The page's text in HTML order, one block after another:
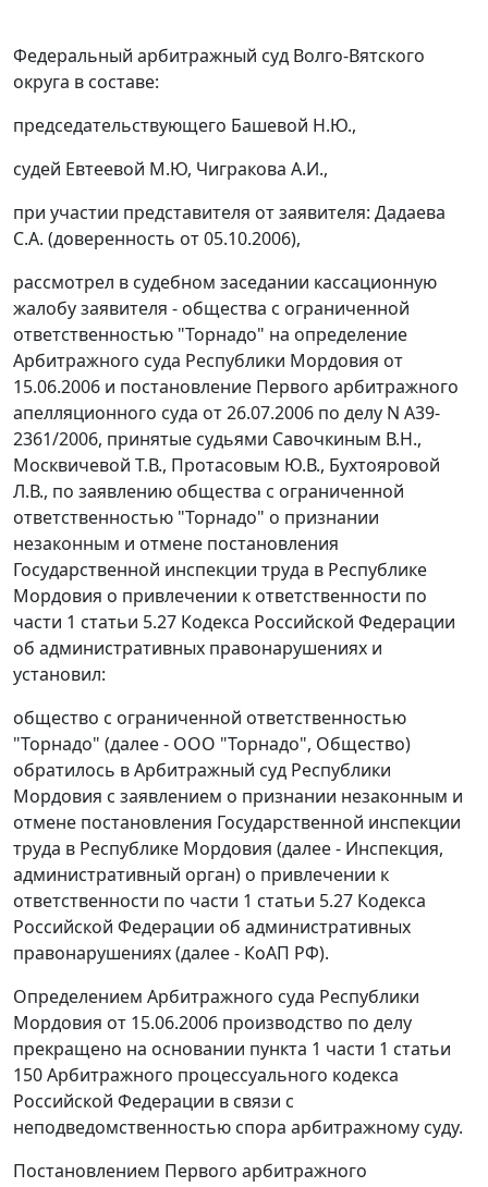
Федеральный арбитражный суд Волго-Вятского
округа в составе:
председательствующего Башевой Н.Ю.,
судей Евтеевой М.Ю, Чигракова А.И.,
при участии представителя от заявителя: Дадаева
С.А. (доверенность от 05.10.2006),
рассмотрел в судебном заседании кассационную
жалобу заявителя - общества с ограниченной
ответственностью "Торнадо" на определение
Арбитражного суда Республики Мордовия от
15.06.2006 и постановление Первого арбитражного
апелляционного суда от 26.07.2006 по делу N А39-
2361/2006, принятые судьями Савочкиным В.Н.,
Москвичевой Т.В., Протасовым Ю.В., Бухтояровой
Л.В., по заявлению общества с ограниченной
ответственностью "Торнадо" о признании
незаконным и отмене постановления
Государственной инспекции труда в Республике
Мордовия о привлечении к ответственности по
части 1 статьи 5.27 Кодекса Российской Федерации
об административных правонарушениях и
установил:
общество с ограниченной ответственностью
"Торнадо" (далее - ООО "Торнадо", Общество)
обратилось в Арбитражный суд Республики
Мордовия с заявлением о признании незаконным и
отмене постановления Государственной инспекции
труда в Республике Мордовия (далее - Инспекция,
административный орган) о привлечении к
ответственности по части 1 статьи 5.27 Кодекса
Российской Федерации об административных
правонарушениях (далее - КоАП РФ).
Определением Арбитражного суда Республики
Мордовия от 15.06.2006 производство по делу
прекращено на основании пункта 1 части 1 статьи
150Арбитражного процессуального кодекса
Российской Федерации в связи с
неподведомственностью спора арбитражному суду.
Постановлением Первого арбитражного